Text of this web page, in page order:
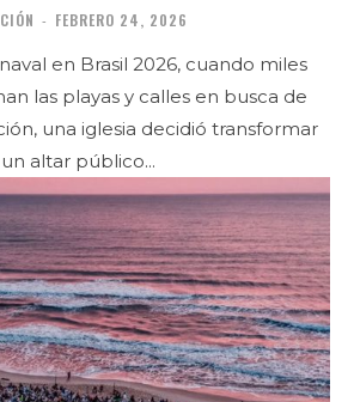
- FEBRERO 24, 2026
en Brasil 2026, cuando miles
las playas y calles en busca de
una iglesia decidió transformar
altar público...